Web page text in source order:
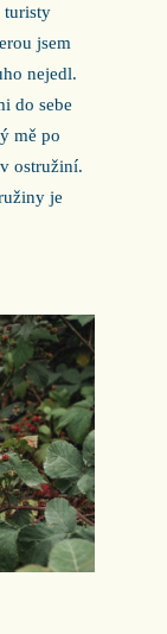
turisty
jsem
nejedl.
do sebe
mě po
ostružiní.
je